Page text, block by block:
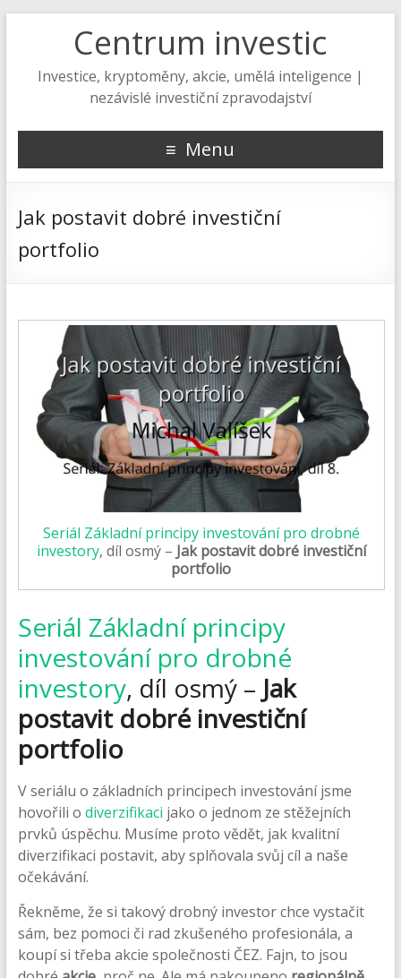
Centrum investic
Investice, kryptoměny, akcie, umělá inteligence |
nezávislé investiční zpravodajství
Menu
Jak postavit dobré investiční
portfolio
Seriál Základní principy investování pro drobné
investory, díl osmý – Jak postavit dobré investiční
portfolio
Seriál Základní principy
investování pro drobné
investory, díl osmý – Jak
postavit dobré investiční
portfolio
V seriálu o základních principech investování jsme
hovořili o diverzifikaci jako o jednom ze stěžejních
prvků úspěchu. Musíme proto vědět, jak kvalitní
diverzifikaci postavit, aby splňovala svůj cíl a naše
očekávání.
Řekněme, že si takový drobný investor chce vystačit
sám, bez pomoci či rad zkušeného profesionála, a
koupí si třeba akcie společnosti ČEZ. Fajn, to jsou